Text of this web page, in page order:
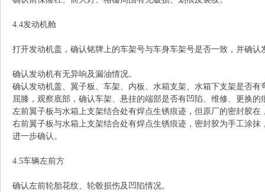
4.4发动机舱
打开发动机盖，确认铭牌上的车架号与车身车架号是否一致，并确认
确认发动机有无异响及漏油情况。
确认发动机盖、翼子板、车架、内板、水箱支架、水箱下支架是否
屈膝，观察底部，确认车架、悬挂的端部是否有凹陷、维修、更换
左前翼子板与水箱上支架结合处有焊点生锈痕迹，但原厂的密封胶
右前翼子板与水箱上支架结合处有焊点生锈痕迹，密封胶为手工涂
进一步确认。
4.5车辆左前方
确认左前轮胎花纹、轮毂损伤及凹陷情况。